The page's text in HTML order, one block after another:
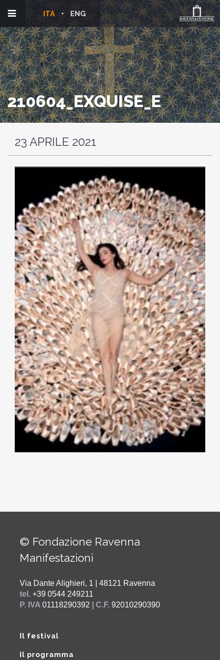
ENG
ITA
210604_EXQUISE_E
23 APRILE 2021
© Fondazione Ravenna
Manifestazioni
Via Dante Alighieri, 1 | 48121 Ravenna
tel. +39 0544 249211
P. IVA 01118290392 | C.F. 92010290390
Il festival
Il programma